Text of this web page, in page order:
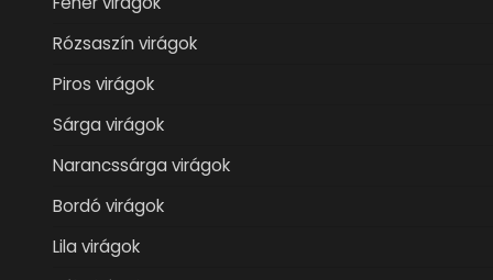
Rózsaszín virágok
Piros virágok
Sárga virágok
Narancssárga virágok
Bordó virágok
Lila virágok